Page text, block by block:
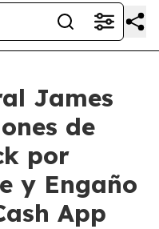
James
de
por
y Engaño
App